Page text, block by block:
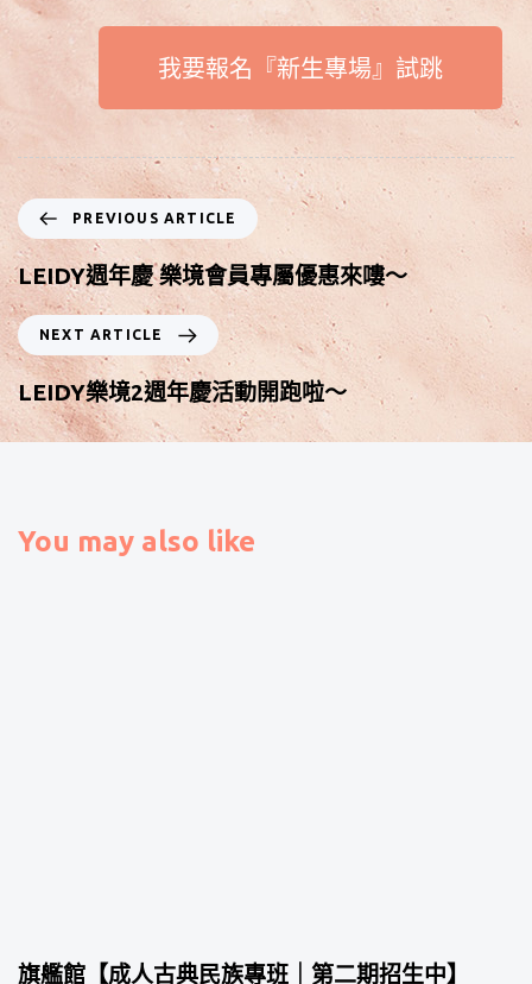
我要報名『新生專場』試跳
PREVIOUS ARTICLE
LEIDY週年慶 樂境會員專屬優惠來嘍～
NEXT ARTICLE
LEIDY樂境2週年慶活動開跑啦～
You may also like
旗艦館【成人古典民族專班｜第二期招生中】